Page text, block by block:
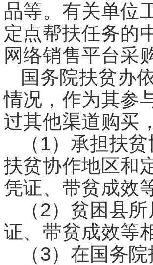
品等。有关单位
定点帮扶任务的
网络销售平台采
国务院扶贫办
情况，作为其参
过其他渠道购买
（1）承担扶
扶贫协作地区和
凭证、带贫成效
（2）贫困县
证、带贫成效等
（3）在国务